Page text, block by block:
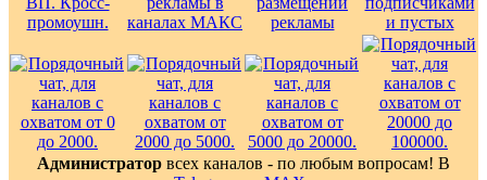
Администратор всех каналов - по любым вопросам! В